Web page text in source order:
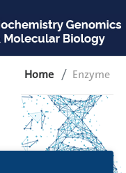
Home Enzyme